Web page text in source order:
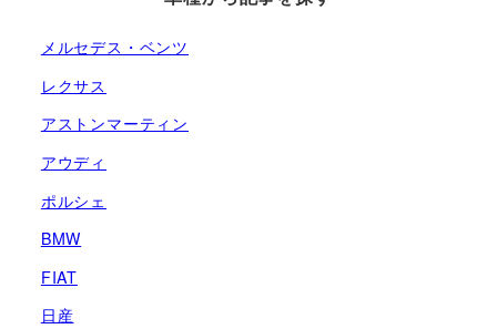
ジ
送
り
メルセデス・ベンツ
レクサス
アストンマーティン
アウディ
ポルシェ
BMW
FIAT
日産